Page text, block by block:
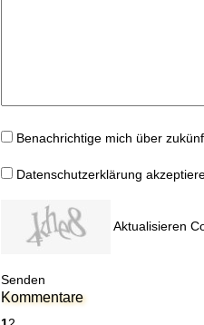
Benachrichtige mich über
Datenschutzerklärung
Aktualisieren
Senden
Kommentare